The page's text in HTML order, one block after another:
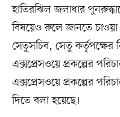
হাতিরঝিল জলাধার
বিষয়েও রুলে জানতে
সেতুসচিব, সেতু কর্তৃপক্ষের
এক্সপ্রেসওয়ে প্রকল্পের
এক্সপ্রেসওয়ে প্রকল্পের
দিতে বলা হয়েছে।